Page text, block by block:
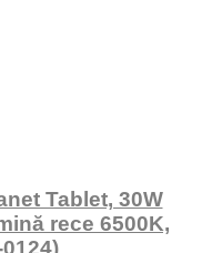
Tablet, 30W
rece 6500K,